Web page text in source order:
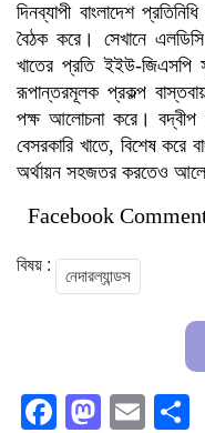
দিনব্যাপী বাংলাদেশ
বৈঠক করে। সেখানে
খাতের প্রতি ইইউ-জিএসপি
রূপান্তরমূলক প্রকল্প
পক্ষ আলোচনা করে। বদ্বীপ
বেসরকারি খাতে, বিশেষ করে
অর্থায়ন সহজতর করতেও
Facebook
বিষয় :
নেদারল্যান্ডস
Facebook